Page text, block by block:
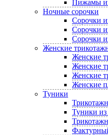
Пижамы
Ночные сорочки
Сорочки
Сорочки
Сорочки
Женские
Женские
Женские
Женские
Женские
Туники
Туники из